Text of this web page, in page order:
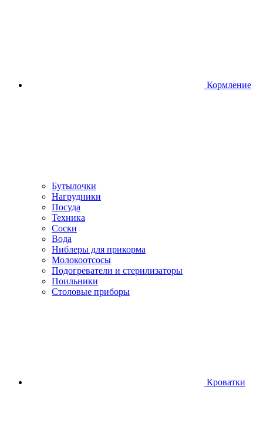
Кормление
Бутылочки
Нагрудники
Посуда
Техника
Соски
Вода
Ниблеры для прикорма
Молокоотсосы
Подогреватели и стерилизаторы
Поильники
Столовые приборы
Кроватки